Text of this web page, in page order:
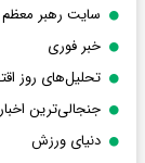
سایت رهبر معظم
خبر فوری
تحلیل‌های روز
جنجالی‌ترین
دنیای ورزش